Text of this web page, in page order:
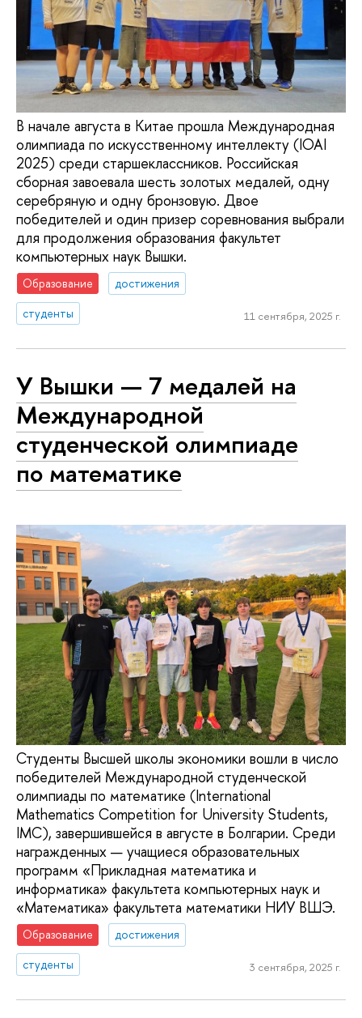
В начале августа в Китае прошла Международная
олимпиада по искусственному интеллекту (IOAI
2025) среди старшеклассников. Российская
сборная завоевала шесть золотых медалей, одну
серебряную и одну бронзовую. Двое
победителей и один призер соревнования выбрали
для продолжения образования факультет
компьютерных наук Вышки.
Образование
достижения
студенты
11 сентября, 2025 г.
У Вышки — 7 медалей на
Международной
студенческой олимпиаде
по математике
Студенты Высшей школы экономики вошли в число
победителей Международной студенческой
олимпиады по математике (International
Mathematics Competition for University Students,
IMC), завершившейся в августе в Болгарии. Среди
награжденных — учащиеся образовательных
программ «Прикладная математика и
информатика» факультета компьютерных наук и
«Математика» факультета математики НИУ ВШЭ.
Образование
достижения
студенты
3 сентября, 2025 г.